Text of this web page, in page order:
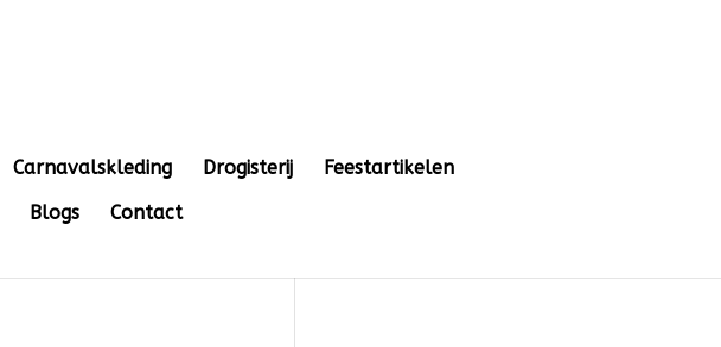
Carnavalskleding Drogisterij
Feestartikelen
Blogs Contact